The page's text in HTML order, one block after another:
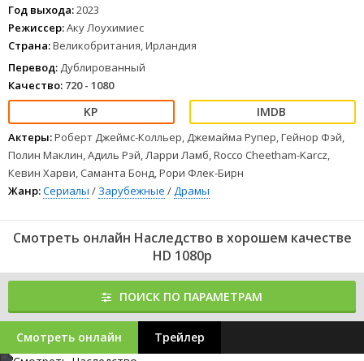
Год выхода:2023
Режиссер:Аку Лоухимиес
Страна:Великобритания, Ирландия
Перевод: Дублированный
Качество: 720 - 1080
Актеры:Роберт Джеймс-Колльер, Джемайма Рупер, Гейнор Фэй,
Полин Маклин, Адиль Рэй, Ларри Ламб, Rocco Cheetham-Karcz,
Кевин Харви, Саманта Бонд, Рори Флек-Бирн
Жанр:Сериалы / Зарубежные /Драмы
Смотреть онлайн Наследство в хорошем качестве
HD 1080p
ПОИСК ПО ПАРАМЕТРАМ
Смотреть онлайн Трейлер